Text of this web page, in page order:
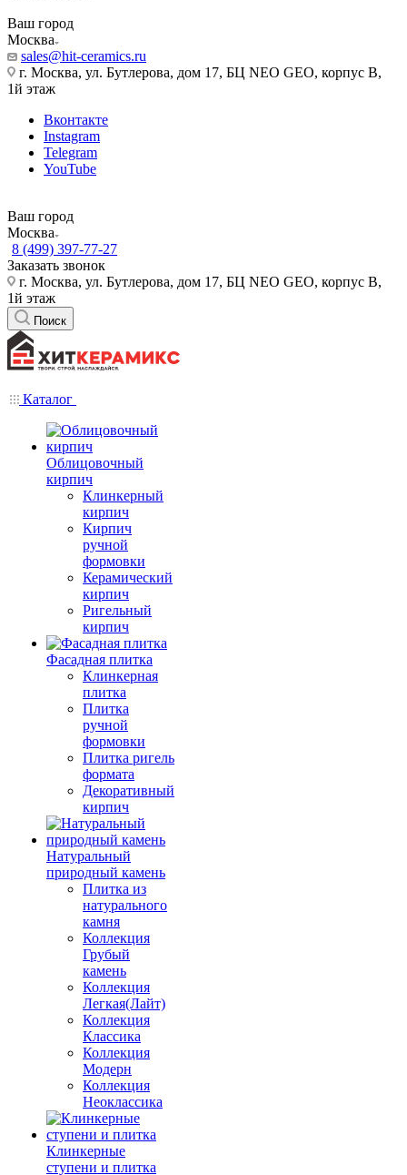
Ваш город
Москва
sales@hit-ceramics.ru
г. Москва, ул. Бутлерова, дом 17, БЦ NEO GEO, корпус В,
1й этаж
Вконтакте
Instagram
Telegram
YouTube
Ваш город
Москва
8 (499) 397-77-27
Заказать звонок
г. Москва, ул. Бутлерова, дом 17, БЦ NEO GEO, корпус В,
1й этаж
Поиск
Каталог
Облицовочный
кирпич
Клинкерный
кирпич
Кирпич
ручной
формовки
Керамический
кирпич
Ригельный
кирпич
Фасадная плитка
Клинкерная
плитка
Плитка
ручной
формовки
Плитка ригель
формата
Декоративный
кирпич
Натуральный
природный камень
Плитка из
натурального
камня
Коллекция
Грубый
камень
Коллекция
Легкая(Лайт)
Коллекция
Классика
Коллекция
Модерн
Коллекция
Неоклассика
Клинкерные
ступени и плитка